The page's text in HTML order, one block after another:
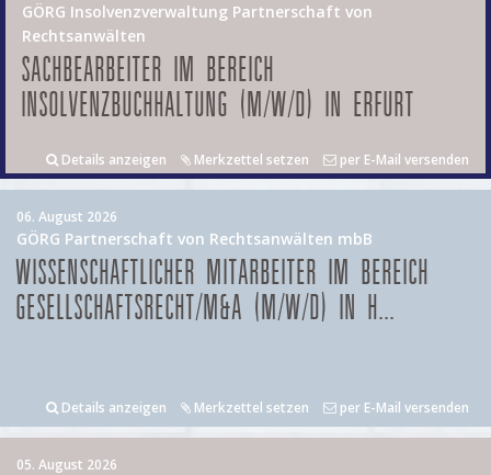
GÖRG Insolvenzverwaltung Partnerschaft von
Rechtsanwälten
SACHBEARBEITER IM BEREICH
INSOLVENZBUCHHALTUNG (M/W/D) IN ERFURT
Details anzeigen Merkzettel setzen per E-Mail versenden
06. August 2026
GÖRG Partnerschaft von Rechtsanwälten mbB
WISSENSCHAFTLICHER MITARBEITER IM BEREICH
GESELLSCHAFTSRECHT/M&A (M/W/D) IN H...
Details anzeigen Merkzettel setzen per E-Mail versenden
05. August 2026